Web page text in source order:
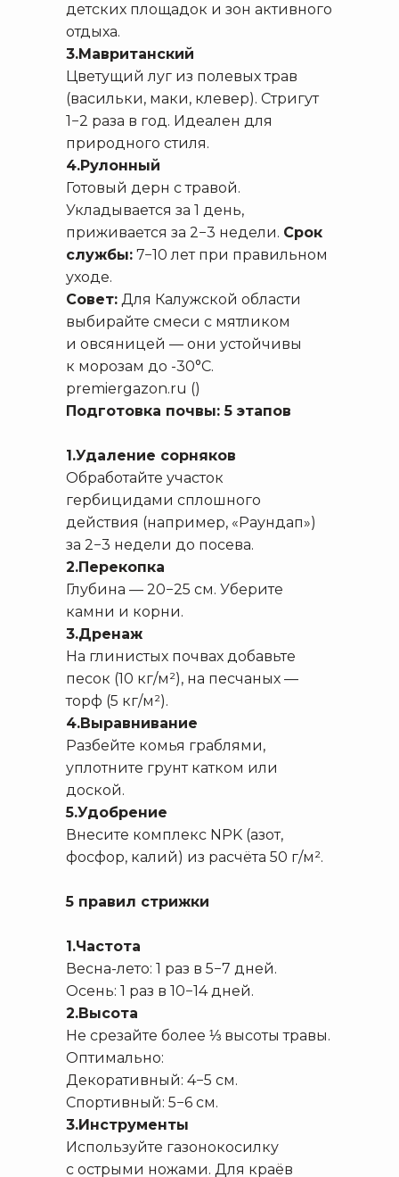
детских площадок и зон активного
отдыха.
3.Мавританский
Цветущий луг из полевых трав
(васильки, маки, клевер). Стригут
1−2 раза в год. Идеален для
природного стиля.
4.Рулонный
Готовый дерн с травой.
Укладывается за 1 день,
приживается за 2−3 недели. Срок
службы: 7−10 лет при правильном
уходе.
Совет: Для Калужской области
выбирайте смеси с мятликом
и овсяницей — они устойчивы
к морозам до -30°C.
premiergazon.ru ()
Подготовка почвы: 5 этапов
1.Удаление сорняков
Обработайте участок
гербицидами сплошного
действия (например, «Раундап»)
за 2−3 недели до посева.
2.Перекопка
Глубина — 20−25 см. Уберите
камни и корни.
3.Дренаж
На глинистых почвах добавьте
песок (10 кг/м²), на песчаных —
торф (5 кг/м²).
4.Выравнивание
Разбейте комья граблями,
уплотните грунт катком или
доской.
5.Удобрение
Внесите комплекс NPK (азот,
фосфор, калий) из расчёта 50 г/м².
5 правил стрижки
1.Частота
Весна-лето: 1 раз в 5−7 дней.
Осень: 1 раз в 10−14 дней.
2.Высота
Не срезайте более ⅓ высоты травы.
Оптимально:
Декоративный: 4−5 см.
Спортивный: 5−6 см.
3.Инструменты
Используйте газонокосилку
с острыми ножами. Для краёв